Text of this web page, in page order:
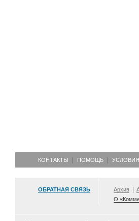
КОНТАКТЫ ПОМОЩЬ
ОБРАТНАЯ СВЯЗЬ Архив
О